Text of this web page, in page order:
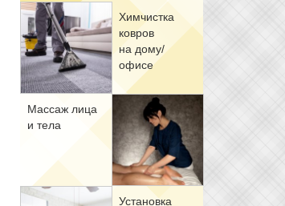
Хим­чист­ка
ков­ров
на до­му/
офи­се
Мас­саж ли­ца
и те­ла
Уста­нов­ка